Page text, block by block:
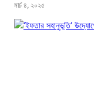
মার্চ ৪, ২০২৫